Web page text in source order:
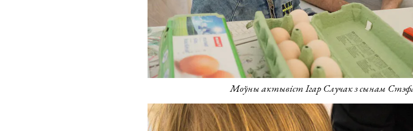
Моўны актывіст Ігар Случак з сынам